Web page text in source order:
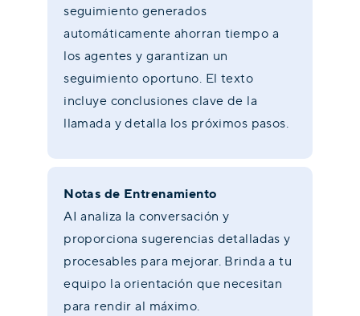
seguimiento generados
automáticamente ahorran tiempo a
los agentes y garantizan un
seguimiento oportuno. El texto
incluye conclusiones clave de la
llamada y detalla los próximos pasos.
Notas de Entrenamiento
AI analiza la conversación y
proporciona sugerencias detalladas y
procesables para mejorar. Brinda a tu
equipo la orientación que necesitan
para rendir al máximo.